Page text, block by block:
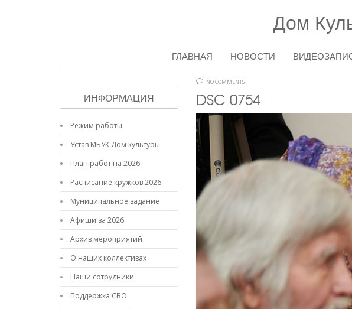
Дом
ГЛАВНАЯ НОВОСТИ
NO COMMENTS
DSC 0754
ИНФОРМАЦИЯ
Режим работы
Устав МБУК Дом культуры
План работ на 2026
Расписание кружков 2026
Муниципальное задание
Афиши за 2026
Архив мероприятий
О наших коллективах
Наши сотрудники
Поддержка СВО